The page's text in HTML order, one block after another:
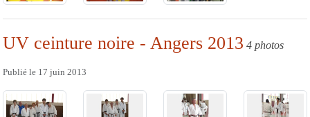
UV ceinture noire - Angers 2013 4 photos
Publié le 17 juin 2013